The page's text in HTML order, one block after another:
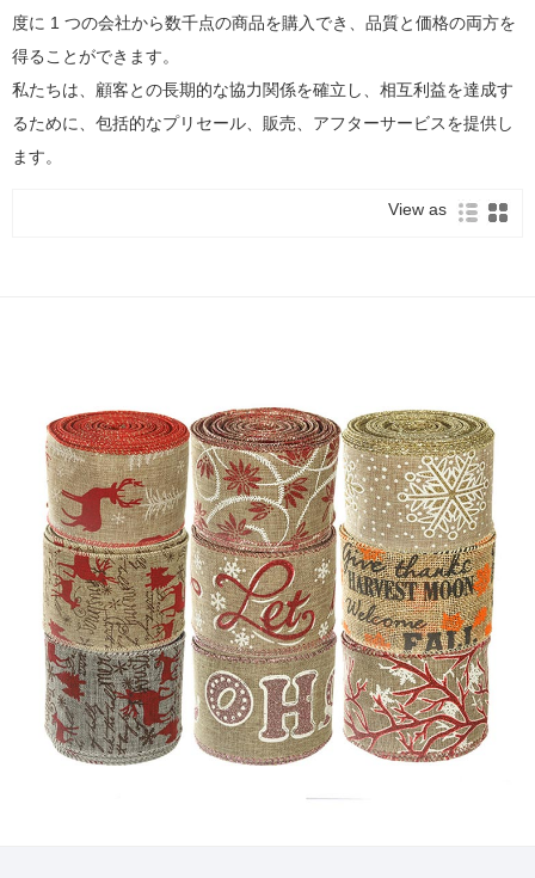
度に 1 つの会社から数千点の商品を購入でき、品質と価格の両方を
得ることができます。
私たちは、顧客との長期的な協力関係を確立し、相互利益を達成す
るために、包括的なプリセール、販売、アフターサービスを提供し
ます。
View as